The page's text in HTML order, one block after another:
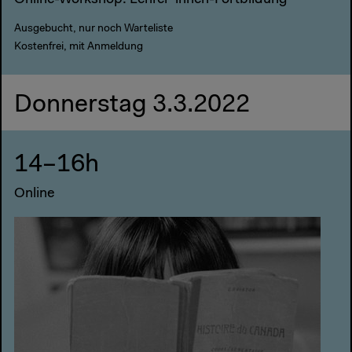
Ausgebucht, nur noch Warteliste
Kostenfrei, mit Anmeldung
Donnerstag 3.3.2022
14–16h
Online